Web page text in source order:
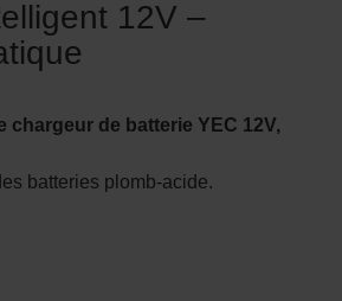
12V –
de batterie YEC 12V,
batteries plomb-acide.